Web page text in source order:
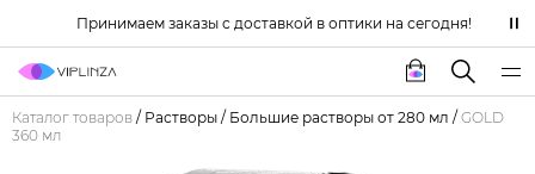
Принимаем заказы с доставкой в оптики на сегодня!
Каталог товаров / Растворы / Большие растворы от 280 мл / GOLD
360 мл